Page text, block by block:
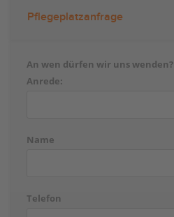
Pflegeplatzanfrage
An wen dürfen wir uns wenden?
Anrede:
Name
Telefon